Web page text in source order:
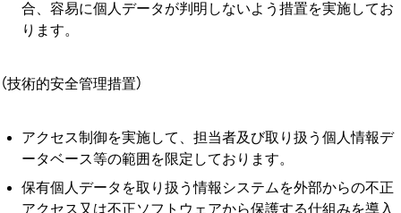
合、容易に個⼈データが判明しないよう措置を実施してお
ります。
（技術的安全管理措置）
アクセス制御を実施して、担当者及び取り扱う個⼈情報デ
ータベース等の範囲を限定しております。
保有個⼈データを取り扱う情報システムを外部からの不正
アクセス⼜は不正ソフトウェアから保護する仕組みを導⼊